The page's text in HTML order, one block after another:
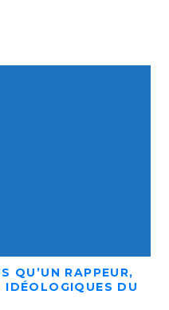
QU’UN RAPPEUR,
IDÉOLOGIQUES DU